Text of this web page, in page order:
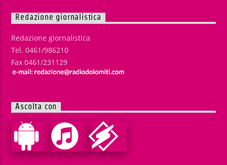
Redazione giornalistica
Redazione giornalistica
Tel. 0461/986210
Fax 0461/231129
Ascolta con